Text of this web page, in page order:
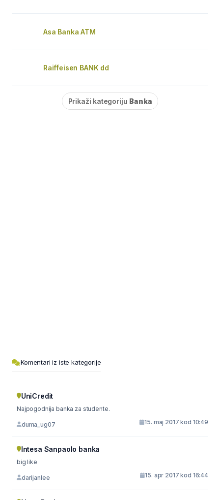
Asa Banka ATM
Raiffeisen BANK dd
Prikaži kategoriju Banka
Komentari iz iste kategorije
UniCredit
Najpogodnija banka za studente.
duma_ug07 15. maj 2017 kod 10:49
Intesa Sanpaolo banka
big like
darijanlee 15. apr 2017 kod 16:44